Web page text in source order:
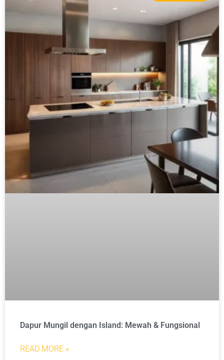
Dapur Mungil dengan Island: Mewah & Fungsional
READ MORE »